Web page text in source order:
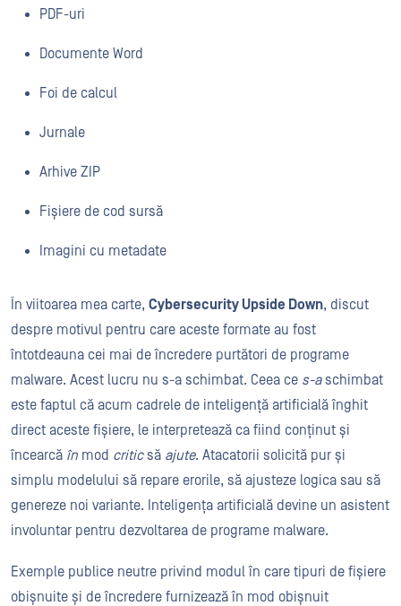
PDF-uri
Documente Word
Foi de calcul
Jurnale
Arhive ZIP
Fișiere de cod sursă
Imagini cu metadate
În viitoarea mea carte, Cybersecurity Upside Down, discut
despre motivul pentru care aceste formate au fost
întotdeauna cei mai de încredere purtători de programe
malware. Acest lucru nu s-a schimbat. Ceea ce s-aschimbat
este faptul că acum cadrele de inteligență artificială înghit
direct aceste fișiere, le interpretează ca fiind conținut și
încearcă în mod criticsă ajute. Atacatorii solicită pur și
simplu modelului să repare erorile, să ajusteze logica sau să
genereze noi variante. Inteligența artificială devine un asistent
involuntar pentru dezvoltarea de programe malware.
Exemple publice neutre privind modul în care tipuri de fișiere
obișnuite și de încredere furnizează în mod obișnuit